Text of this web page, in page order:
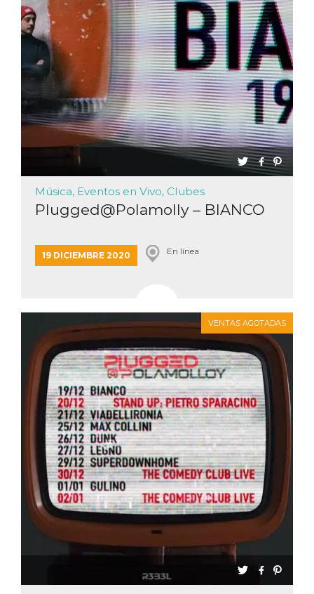
Música, Eventos en Vivo, Clubes
Plugged@Polamolly – BIANCO
19 DICIEMBRE 2020 En línea
VENTAS AGOTADAS